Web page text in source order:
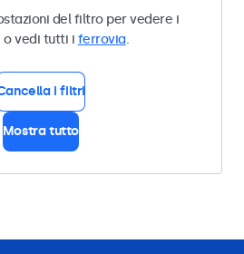
del filtro per vedere i
o vedi tutti i ferrovia.
i filtri
Mostra tutto